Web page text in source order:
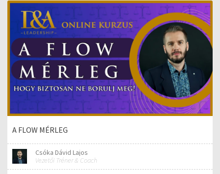
A FLOW MÉRLEG
Csóka Dávid Lajos
Vezetői Tréner & Coach